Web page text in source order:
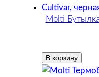
Molti
В корзину